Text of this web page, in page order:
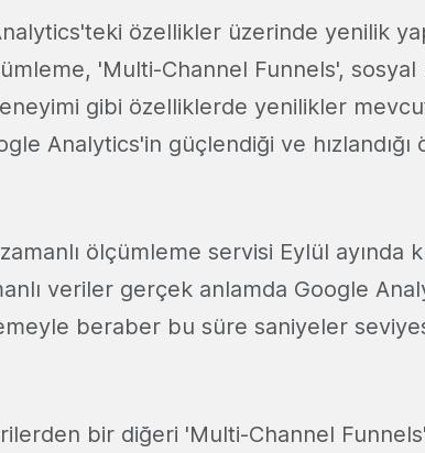
özellikler üzerinde yenilik
'Multi-Channel Funnels', sosyal
gibi özelliklerde yenilikler
Analytics'in güçlendiği ve hızlandığı
ölçümleme servisi Eylül ayında
veriler gerçek anlamda Google
beraber bu süre saniyeler
bir diğeri 'Multi-Channel